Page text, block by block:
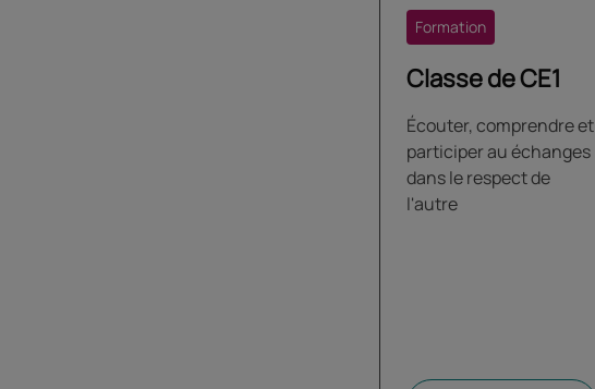
Classe de CE1
Formation
Écouter, comprendre et
participer au échanges
dans le respect de
l'autre